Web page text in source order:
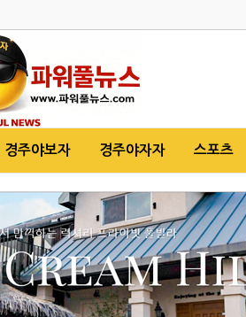
경주야보자 경주야자자 스포츠